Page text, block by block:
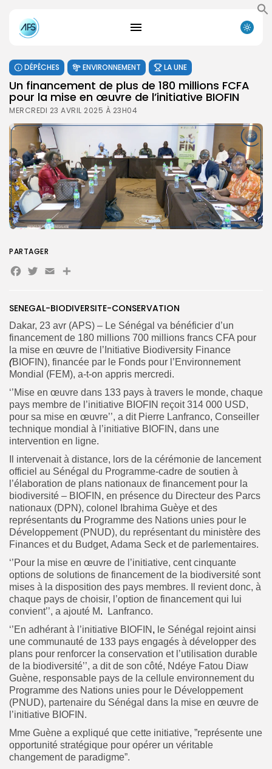
Search
for:
Search
Button
FR
DÉPÊCHES ENVIRONNEMENT LA UNE
Un financement de plus de 180 millions FCFA
pour la mise en œuvre de l’initiative BIOFIN
MERCREDI 23 AVRIL 2025 À 23H04
SENEGAL-BIODIVERSITE-CONSERVATION
Dakar, 23 avr (APS) – Le Sénégal va bénéficier d’un
financement de 180 millions 700 millions francs CFA pour
la mise en œuvre de l’Initiative Biodiversity Finance
(BIOFIN), financée par le Fonds pour l’Environnement
Mondial (FEM), a-t-on appris mercredi.
‘’Mise en œuvre dans 133 pays à travers le monde, chaque
pays membre de l’initiative BIOFIN reçoit 314 000 USD,
pour sa mise en œuvre’’, a dit Pierre Lanfranco, Conseiller
technique mondial à l’initiative BIOFIN, dans une
intervention en ligne.
Il intervenait à distance, lors de la cérémonie de lancement
officiel au Sénégal du Programme-cadre de soutien à
l’élaboration de plans nationaux de financement pour la
biodiversité – BIOFIN, en présence du Directeur des Parcs
nationaux (DPN), colonel Ibrahima Guèye et des
représentants du Programme des Nations unies pour le
Développement (PNUD), du représentant du ministère des
Finances et du Budget, Adama Seck et de parlementaires.
‘’Pour la mise en œuvre de l’initiative, cent cinquante
options de solutions de financement de la biodiversité sont
mises à la disposition des pays membres. Il revient donc, à
chaque pays de choisir, l’option de financement qui lui
convient’’, a ajouté M.
Lanfranco.
‘’En adhérant à l’initiative BIOFIN , le Sénégal rejoint ainsi
une communauté de 133 pays engagés à développer des
plans pour renforcer la conservation et l’utilisation durable
de la biodiversité’’, a dit de son côté, Ndéye Fatou Diaw
Guène, responsable pays de la cellule environnement du
Programme des Nations unies pour le Développement
(PNUD), partenaire du Sénégal dans la mise en œuvre de
l’initiative BIOFIN.
Mme Guène a expliqué que cette initiative, ”représente une
opportunité stratégique pour opérer un véritable
changement de paradigme”.
PARTAGER
Facebook
Twitter
EmailPartager